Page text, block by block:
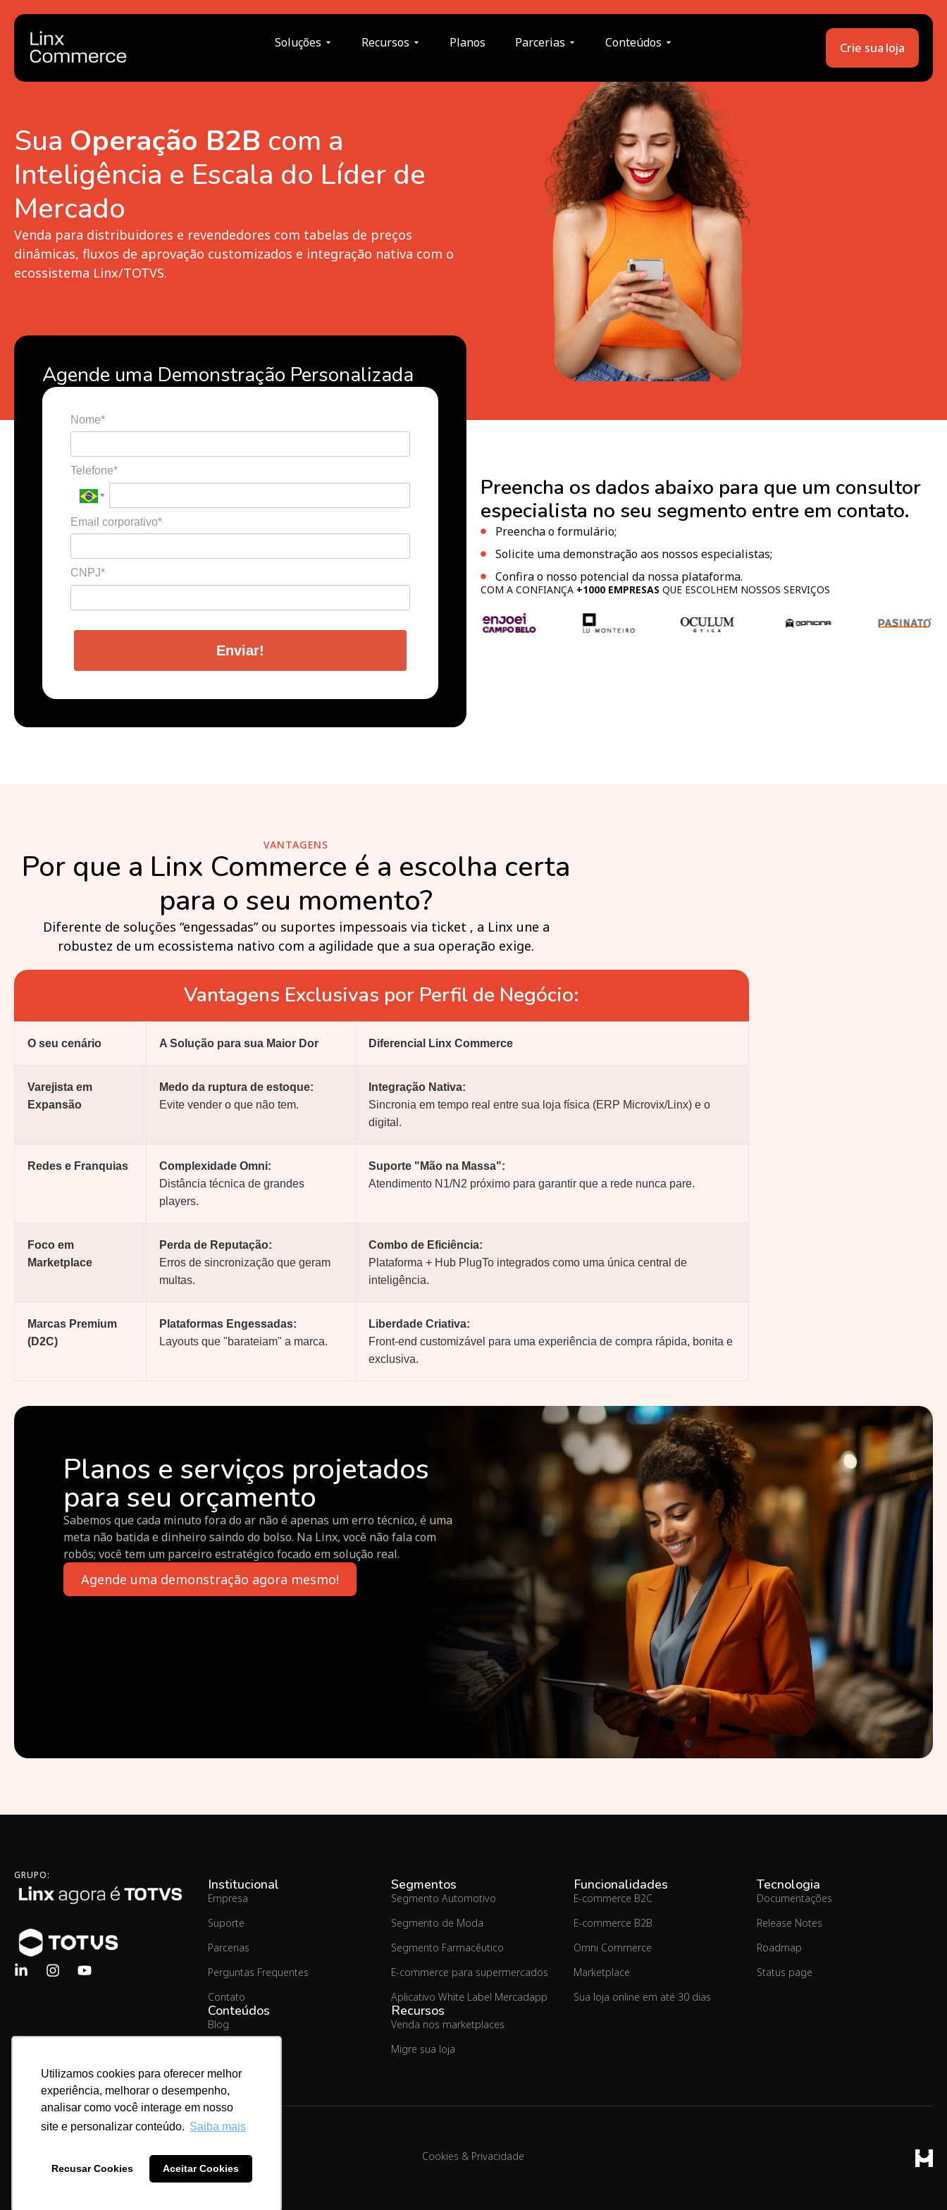
Utilizamos cookies para oferecer melhor
experiência, melhorar o desempenho,
analisar como você interage em nosso
site e personalizar conteúdo. Saiba mais
Recusar Cookies Aceitar Cookies
Soluções Recursos Planos Parcerias Conteúdos Crie sua loja
Sua Operação B2B com a
Inteligência e Escala do Líder de
Mercado
Venda para distribuidores e revendedores com tabelas de preços
dinâmicas, fluxos de aprovação customizados e integração nativa com o
ecossistema Linx/TOTVS.
Agende uma Demonstração Personalizada
Nome*
Telefone*
Email corporativo*
CNPJ*
Enviar!
Preencha os dados abaixo para que um consultor
especialista no seu segmento entre em contato.
Preencha o formulário;
Solicite uma demonstração aos nossos especialistas;
Confira o nosso potencial da nossa plataforma.
COM A CONFIANÇA +1000 EMPRESAS QUE ESCOLHEM NOSSOS SERVIÇOS
VANTAGENS
Por que a Linx Commerce é a escolha certa
para o seu momento?
Diferente de soluções “engessadas” ou suportes impessoais via ticket , a Linx une a
robustez de um ecossistema nativo com a agilidade que a sua operação exige.
Vantagens Exclusivas por Perfil de Negócio:
O seu cenário A Solução para sua Maior Dor Diferencial Linx Commerce
Varejista em
Expansão
Medo da ruptura de estoque:
Evite vender o que não tem.
Integração Nativa:
Sincronia em tempo real entre sua loja física (ERP Microvix/Linx) e o
digital.
Redes e Franquias
Complexidade Omni:
Distância técnica de grandes
players.
Suporte "Mão na Massa":
Atendimento N1/N2 próximo para garantir que a rede nunca pare.
Foco em
Marketplace
Perda de Reputação:
Erros de sincronização que geram
multas.
Combo de Eficiência:
Plataforma + Hub PlugTo integrados como uma única central de
inteligência.
Marcas Premium
(D2C)
Plataformas Engessadas:
Layouts que "barateiam" a marca.
Liberdade Criativa:
Front-end customizável para uma experiência de compra rápida, bonita e
exclusiva.
Planos e serviços projetados
para seu orçamento
Sabemos que cada minuto fora do ar não é apenas um erro técnico, é uma
meta não batida e dinheiro saindo do bolso. Na Linx, você não fala com
robôs; você tem um parceiro estratégico focado em solução real.
Agende uma demonstração agora mesmo!
GRUPO:
Institucional
Empresa
Suporte
Parcerias
Perguntas Frequentes
Contato
Conteúdos
Blog
Segmentos
Segmento Automotivo
Segmento de Moda
Segmento Farmacêutico
E-commerce para supermercados
Aplicativo White Label Mercadapp
Recursos
Venda nos marketplaces
Migre sua loja
Funcionalidades
E-commerce B2C
E-commerce B2B
Omni Commerce
Marketplace
Sua loja online em até 30 dias
Tecnologia
Documentações
Release Notes
Roadmap
Status page
Linx Commerce Cookies & Privacidade